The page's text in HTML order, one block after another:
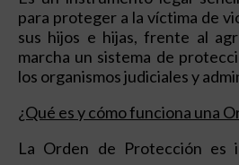
para proteger a la víctima de
sus hijos e hijas, frente al
marcha un sistema de
los organismos judiciales y
¿Qué es y cómo funciona una
La Orden de Protección es